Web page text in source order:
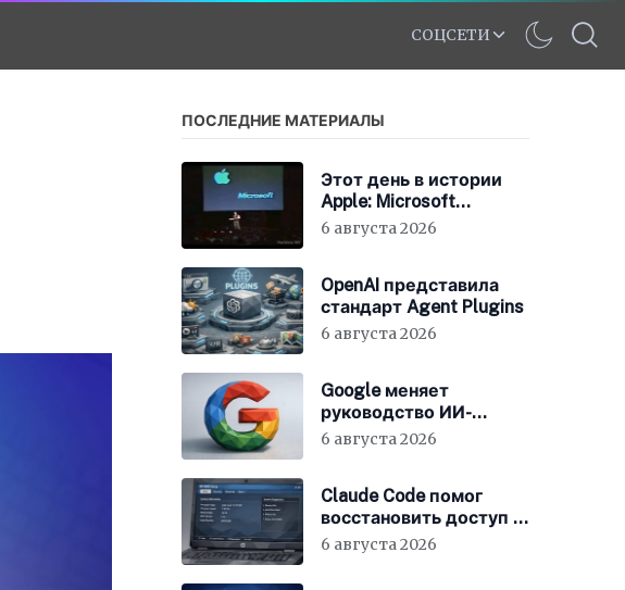
СОЦСЕТИ
ПОСЛЕДНИЕ МАТЕРИАЛЫ
Этот день в истории
Apple: Microsoft
инвестирует в Apple
6 августа 2026
OpenAI представила
стандарт Agent Plugins
6 августа 2026
Google меняет
руководство ИИ-
направления
6 августа 2026
Claude Code помог
восстановить доступ к
BIOS ноутбука
6 августа 2026